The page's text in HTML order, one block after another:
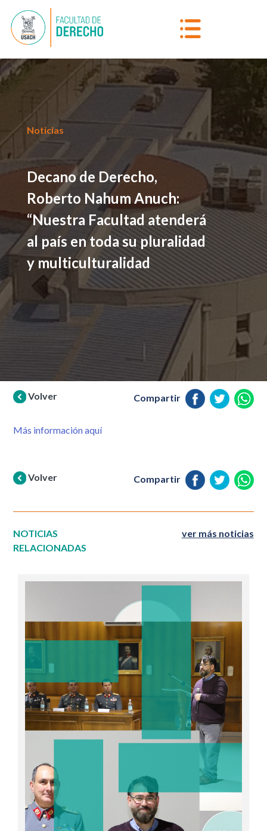
Noticias
Decano de Derecho,
Roberto Nahum Anuch:
“Nuestra Facultad atenderá
al país en toda su pluralidad
y multiculturalidad
Volver Compartir
Más información aquí
Volver Compartir
NOTICIAS
RELACIONADAS
ver más noticias